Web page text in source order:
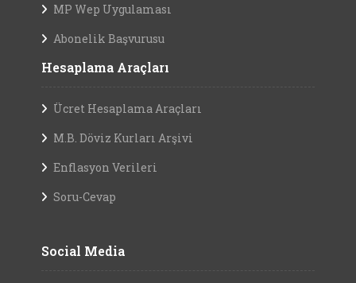
MP Wep Uygulaması
Abonelik Başvurusu
Hesaplama Araçları
Ücret Hesaplama Araçları
M.B. Döviz Kurları Arşivi
Enflasyon Verileri
Soru-Cevap
Social Media